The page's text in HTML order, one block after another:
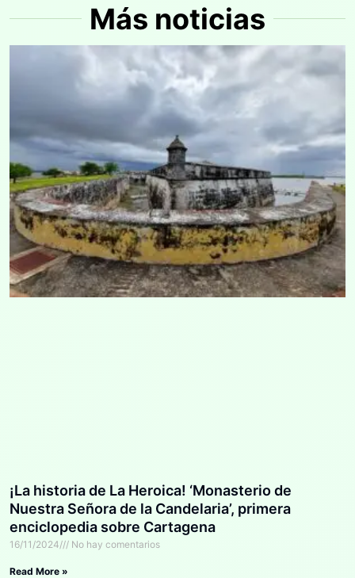
Más noticias
¡La historia de La Heroica! ‘Monasterio de
Nuestra Señora de la Candelaria’, primera
enciclopedia sobre Cartagena
16/11/2024 No hay comentarios
Read More »